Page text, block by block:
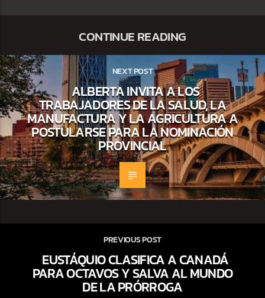
CONTINUE READING
NEXT POST
ALBERTA INVITA A LOS
TRABAJADORES DE LA SALUD, LA
MANUFACTURA Y LA AGRICULTURA A
POSTULARSE PARA LA NOMINACIÓN
PROVINCIAL
PREVIOUS POST
EUSTÁQUIO CLASIFICA A CANADÁ
PARA OCTAVOS Y SALVA AL MUNDO
DE LA PRÓRROGA